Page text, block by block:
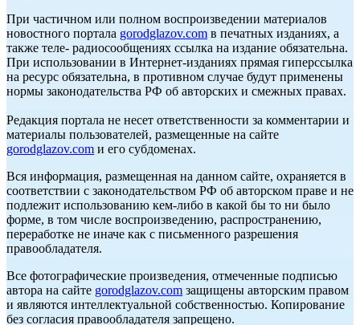
При частичном или полном воспроизведении материалов
новостного портала gorodglazov.com в печатных изданиях, а
также теле- радиосообщениях ссылка на издание обязательна.
При использовании в Интернет-изданиях прямая гиперссылка
на ресурс обязательна, в противном случае будут применены
нормы законодательства РФ об авторских и смежных правах.
Редакция портала не несет ответственности за комментарии и
материалы пользователей, размещенные на сайте
gorodglazov.com и его субдоменах.
Вся информация, размещенная на данном сайте, охраняется в
соответствии с законодательством РФ об авторском праве и не
подлежит использованию кем-либо в какой бы то ни было
форме, в том числе воспроизведению, распространению,
переработке не иначе как с письменного разрешения
правообладателя.
Все фотографические произведения, отмеченные подписью
автора на сайте gorodglazov.com защищены авторским правом
и являются интеллектуальной собственностью. Копирование
без согласия правообладателя запрещено.